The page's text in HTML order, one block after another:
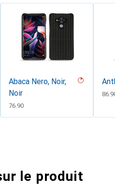
Abaca Nero, Noir,
Noir
CHF
76.90
CHF
le produit